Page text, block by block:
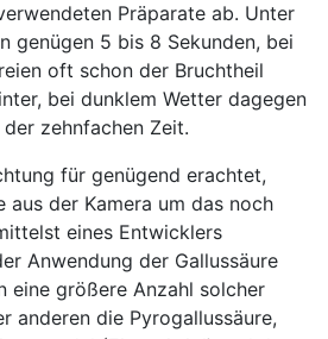
Präparate ab. Unter
genügen 5 bis 8 Sekunden, bei
oft schon der Bruchtheil
bei dunklem Wetter dagegen
zehnfachen Zeit.
für genügend erachtet,
aus der Kamera um das noch
eines Entwicklers
Anwendung der Gallussäure
eine größere Anzahl solcher
anderen die Pyrogallussäure,